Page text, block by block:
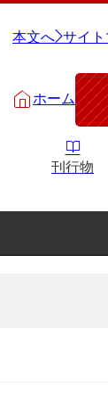
本文へ サイ
ホーム
刊行物